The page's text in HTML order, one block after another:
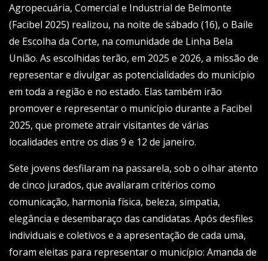
Agropecuária, Comercial e Industrial de Belmonte
(Facibel 2025) realizou, na noite de sábado (16), o Baile
de Escolha da Corte, na comunidade de Linha Bela
União. As escolhidas terão, em 2025 e 2026, a missão de
representar e divulgar as potencialidades do município
em toda a região e no estado. Elas também irão
promover e representar o município durante a Facibel
2025, que promete atrair visitantes de várias
localidades entre os dias 9 e 12 de janeiro.
Sete jovens desfilaram na passarela, sob o olhar atento
de cinco jurados, que avaliaram critérios como
comunicação, harmonia física, beleza, simpatia,
elegância e desembaraço das candidatas. Após desfiles
individuais e coletivos e a apresentação de cada uma,
foram eleitas para representar o município: Amanda de